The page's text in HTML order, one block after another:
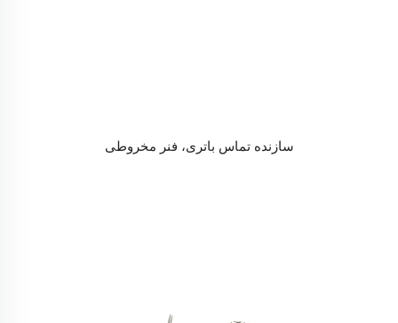
سازنده تماس باتری، فنر مخروطی